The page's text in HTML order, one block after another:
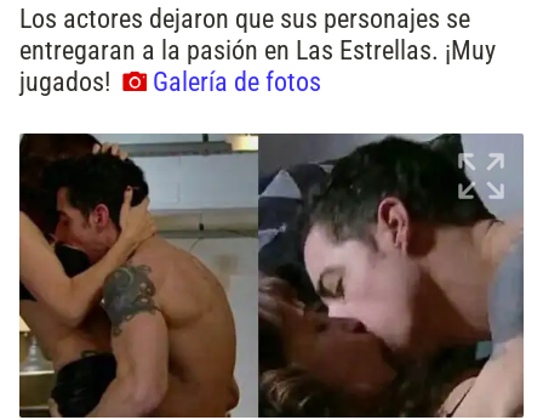
Los actores dejaron que sus personajes se
entregaran a la pasión en Las Estrellas. ¡Muy
jugados!
Galería de fotos